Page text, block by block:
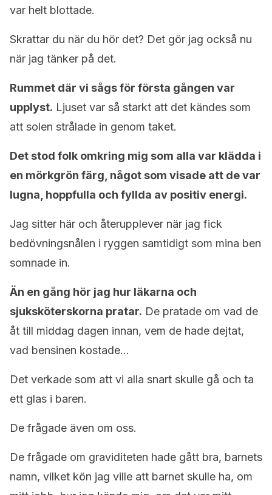
var helt blottade.
Skrattar du när du hör det? Det gör jag också nu
när jag tänker på det.
Rummet där vi sågs för första gången var
upplyst. Ljuset var så starkt att det kändes som
att solen strålade in genom taket.
Det stod folk omkring mig som alla var klädda i
en mörkgrön färg, något som visade att de var
lugna, hoppfulla och fyllda av positiv energi.
Jag sitter här och återupplever när jag fick
bedövningsnålen i ryggen samtidigt som mina ben
somnade in.
Än en gång hör jag hur läkarna och
sjuksköterskorna pratar. De pratade om vad de
åt till middag dagen innan, vem de hade dejtat,
vad bensinen kostade…
Det verkade som att vi alla snart skulle gå och ta
ett glas i baren.
De frågade även om oss.
De frågade om graviditeten hade gått bra, barnets
namn, vilket kön jag ville att barnet skulle ha, om